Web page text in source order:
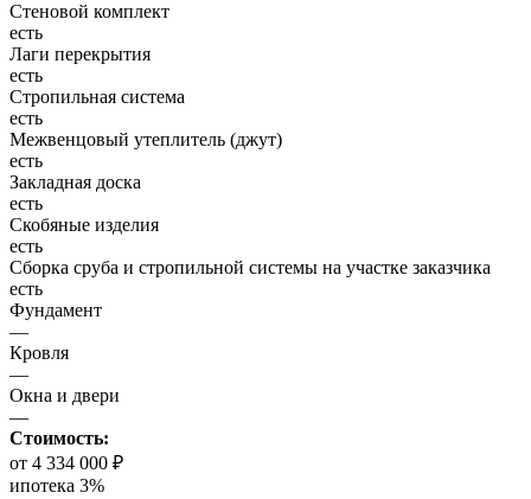
Стеновой комплект
есть
Лаги перекрытия
есть
Стропильная система
есть
Межвенцовый утеплитель (джут)
есть
Закладная доска
есть
Скобяные изделия
есть
Сборка сруба и стропильной системы на участке заказчика
есть
Фундамент
—
Кровля
—
Окна и двери
—
Стоимость:
от 4 334 000 ₽
ипотека 3%